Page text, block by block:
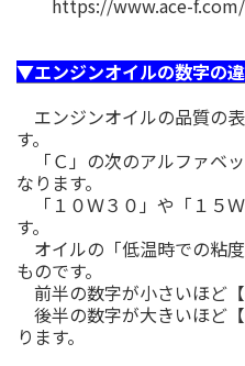
https://www.ace-
▼エンジンオイルの数字の
エンジンオイルの品質の
す。
「Ｃ」の次のアルファベ
なります。
「１０Ｗ３０」や「１５
す。
オイルの「低温時での粘
ものです。
前半の数字が小さいほど【
後半の数字が大きいほど
ります。